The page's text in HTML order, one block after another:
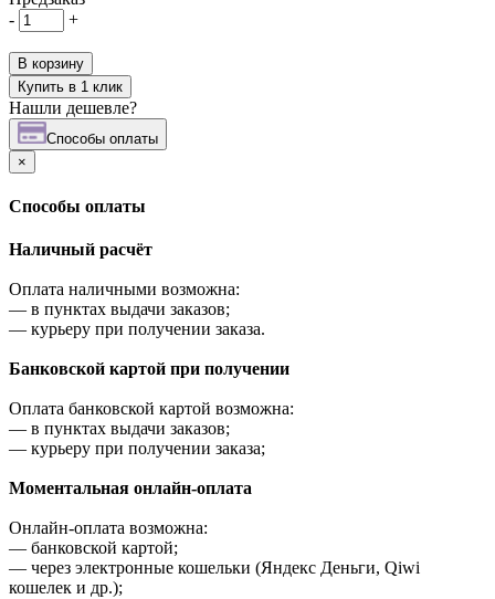
-
+
В корзину
Купить в 1 клик
Нашли дешевле?
Cпособы оплаты
×
Cпособы оплаты
Наличный расчёт
Оплата наличными возможна:
— в пунктах выдачи заказов;
— курьеру при получении заказа.
Банковской картой при получении
Оплата банковской картой возможна:
— в пунктах выдачи заказов;
— курьеру при получении заказа;
Моментальная онлайн-оплата
Онлайн-оплата возможна:
— банковской картой;
— через электронные кошельки (Яндекс Деньги, Qiwi
кошелек и др.);